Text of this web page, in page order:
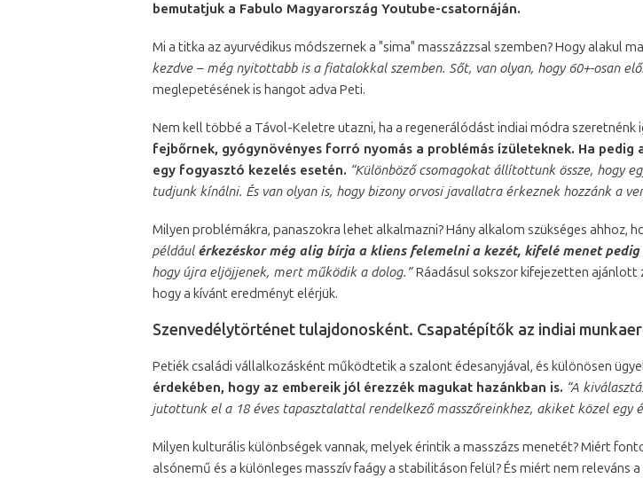
bemutatjuk a Fabulo Magyarország Youtube-csatornáján.
Mi a titka az ayurvédikus módszernek a "sima" masszázzsal szemben? Hogy alakul
kezdve – még nyitottabb is a fiatalokkal szemben. Sőt, van olyan, hogy 60+-osan
meglepetésének is hangot adva Peti.
Nem kell többé a Távol-Keletre utazni, ha a regenerálódást indiai módra szeretnénk
fejbőrnek, gyógynövényes forró nyomás a problémás ízületeknek. Ha
egy fogyasztó kezelés esetén. “Különböző csomagokat állítottunk össze, hogy
tudjunk kínálni. És van olyan is, hogy bizony orvosi javallatra érkeznek hozzánk a
Milyen problémákra, panaszokra lehet alkalmazni? Hány alkalom szükséges ahhoz,
például érkezéskor még alig bírja a kliens felemelni a kezét, kifelé menet
hogy újra eljöjjenek, mert működik a dolog.”Ráadásul sokszor kifejezetten ajánlott
hogy a kívánt eredményt elérjük.
Szenvedélytörténet tulajdonosként. Csapatépítők az indiai
Petiék családi vállalkozásként működtetik a szalont édesanyjával, és különösen
érdekében, hogy az embereik jól érezzék magukat hazánkban is. “A
jutottunk el a 18 éves tapasztalattal rendelkező masszőreinkhez, akiket közel egy
Milyen kulturális különbségek vannak, melyek érintik a masszázs menetét? Miért
alsónemű és a különleges masszív faágy a stabilitáson felül? És miért nem releváns